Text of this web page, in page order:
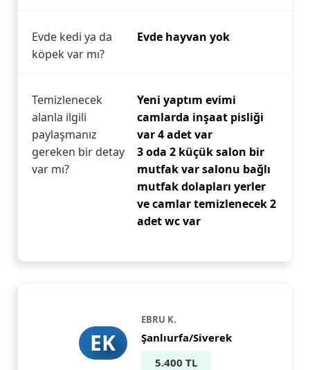
Evde kedi ya da
köpek var mı?
Evde hayvan yok
Temizlenecek
alanla ilgili
paylaşmanız
gereken bir detay
var mı?
Yeni yaptım evimi
camlarda inşaat pisliği
var 4 adet var
3 oda 2 küçük salon bir
mutfak var salonu bağlı
mutfak dolapları yerler
ve camlar temizlenecek 2
adet wc var
EK
EBRU K.
Şanlıurfa/Siverek
5.400 TL